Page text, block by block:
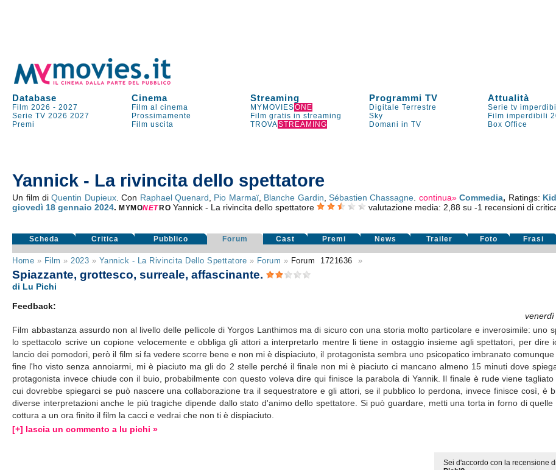
Database Cinema Streaming Programmi TV Attualità
Film 2026 -2027 Film al cinema MYMOVIESONE Digitale Terrestre Serie tv
Serie TV 2026 2027 Prossimamente Film gratis in streaming Sky Film imperdibili
Premi
Film uscita TROVASTREAMING Domani in TV Box Office
Yannick - La rivincita dello spettatore
Un film diQuentin Dupieux. Con Raphael Quenard Pio Marmaï, Blanche Gardin Sébastien Chassagne continua» Commedia, Ratings:
giovedì 18 gennaio 2024.MYMONET RO Yannick - La rivincita dello spettatore valutazione media: 2,88 su -1 recensioni di
Scheda Critica Pubblico Forum Cast Premi News Trailer Foto Frasi
Home » Film » 2023 » Yannick - La Rivincita Dello Spettatore » Forum » Forum 1721636 »
Spiazzante, grottesco, surreale, affascinante.
di Lu Pichi
Feedback:
venerdì
Film abbastanza assurdo non al livello delle pellicole di Yorgos Lanthimos ma di sicuro con una storia molto particolare e inverosimile: uno
lo spettacolo scrive un copione velocemente e obbliga gli attori a interpretarlo mentre li tiene in ostaggio insieme agli spettatori, per dire
lancio dei pomodori, però il film si fa vedere scorre bene e non mi è dispiaciuto, il protagonista sembra uno psicopatico imbranato
fine l'ho visto senza annoiarmi, mi è piaciuto ma gli do 2 stelle perché il finale non mi è piaciuto ci mancano almeno 15 minuti dove
protagonista invece chiude con il buio, probabilmente con questo voleva dire qui finisce la parabola di Yannik. Il finale è rude viene
cui dovrebbe spiegarci se può nascere una collaborazione tra il sequestratore e gli attori, se il pubblico lo perdona, invece finisce così, è
diverse interpretazioni anche le più tragiche dipende dallo stato d'animo dello spettatore. Si può guardare, metti una torta in forno di quelle
cottura a un ora finito il film la cacci e vedrai che non ti è dispiaciuto.
[+] lascia un commento a lu pichi »
Sei d'accordo con la recensione di